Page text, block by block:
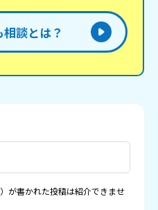
談とは？
が書かれた投稿は紹介できませ